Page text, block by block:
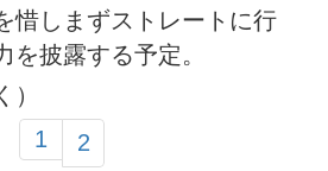
惜しまずストレートに行
を披露する予定。
）
1
2